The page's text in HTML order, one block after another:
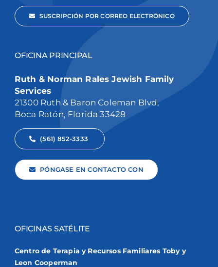
SUSCRIPCIÓN POR CORREO ELECTRÓNICO
OFICINA PRINCIPAL
Ruth & Norman Rales Jewish Family
Services
21300 Ruth & Baron Coleman Blvd,
Boca Ratón, Florida 33428
(561) 852-3333
PÓNGASE EN CONTACTO CON
OFICINAS SATÉLITE
Centro de Terapia y Recursos Familiares Toby y
Leon Cooperman